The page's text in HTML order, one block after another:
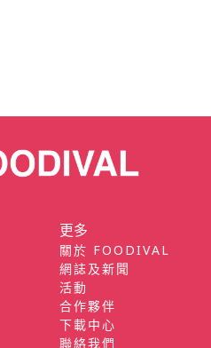
更多
關於 FOODIVAL
網誌及新聞
活動
合作夥伴
下載中心
聯絡我們